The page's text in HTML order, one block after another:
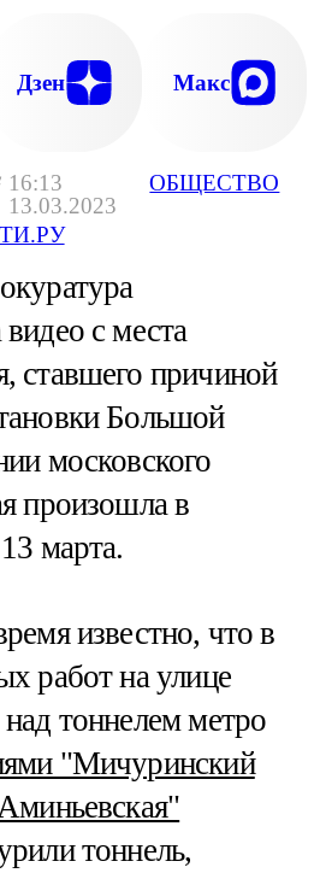
16:13
13.03.2023
ОБЩЕСТВО
Дзен Макс
с места
ставшего причиной
Большой
московского
произошла в
марта.
известно, что в
работ на улице
тоннелем метро
"Мичуринский
тоннель,